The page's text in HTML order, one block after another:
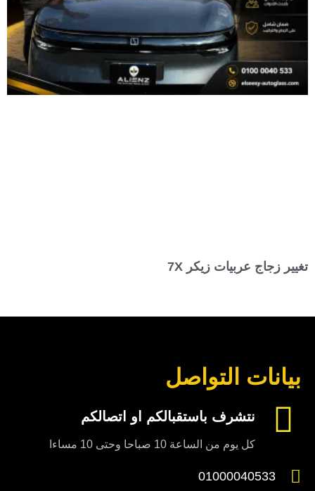
تغيير زجاج عربيات زيكر 7X
بيانات التواصل
نتشرف باستقبالكم او اتصالكم
كل يوم من الساعة 10 صباحا وحتى 10 مساءا
01000040533